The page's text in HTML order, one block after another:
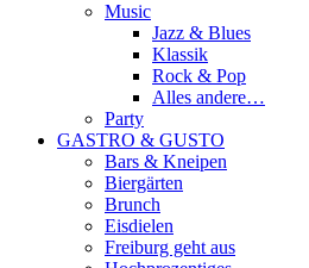
Music
Jazz & Blues
Klassik
Rock & Pop
Alles andere…
Party
GASTRO & GUSTO
Bars & Kneipen
Biergärten
Brunch
Eisdielen
Freiburg geht aus